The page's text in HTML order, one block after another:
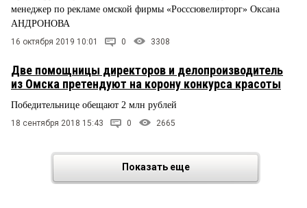
менеджер по рекламе омской фирмы «Росссювелирторг» Оксана
АНДРОНОВА
16 октября 2019 10:01 0 3308
Две помощницы директоров и делопроизводитель
из Омска претендуют на корону конкурса красоты
Победительнице обещают 2 млн рублей
18 сентября 2018 15:43 0 2665
Показать еще